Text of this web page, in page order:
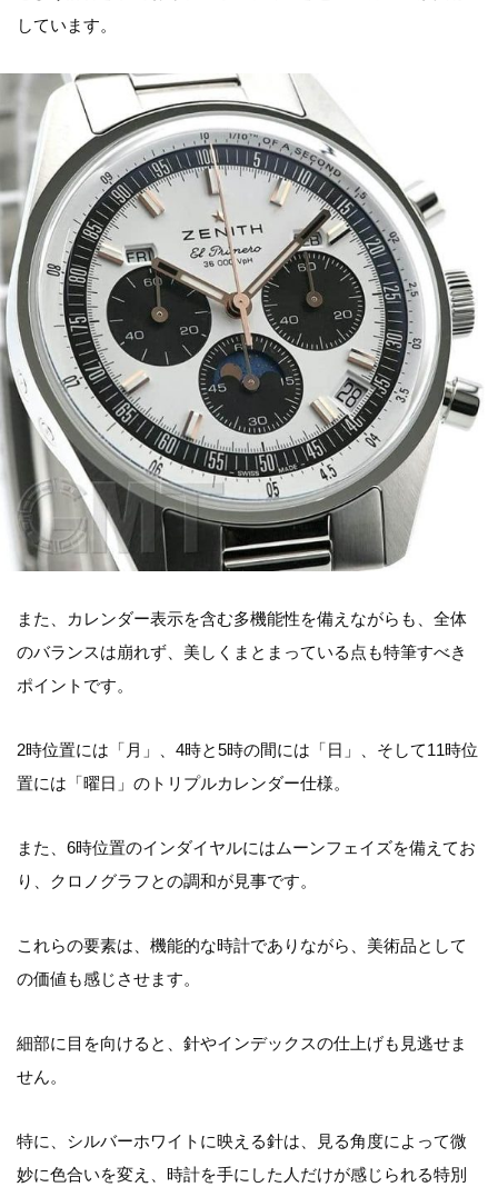
しています。
また、カレンダー表示を含む多機能性を備えながらも、全体
のバランスは崩れず、美しくまとまっている点も特筆すべき
ポイントです。
2時位置には「月」、4時と5時の間には「日」、そして11時位
置には「曜日」のトリプルカレンダー仕様。
また、6時位置のインダイヤルにはムーンフェイズを備えてお
り、クロノグラフとの調和が見事です。
これらの要素は、機能的な時計でありながら、美術品として
の価値も感じさせます。
細部に目を向けると、針やインデックスの仕上げも見逃せま
せん。
特に、シルバーホワイトに映える針は、見る角度によって微
妙に色合いを変え、時計を手にした人だけが感じられる特別